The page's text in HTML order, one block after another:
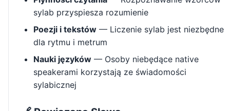
sylab przyspiesza rozumienie
Poezji i tekstów — Liczenie sylab jest niezbędne
dla rytmu i metrum
Nauki języków — Osoby niebędące native
speakerami korzystają ze świadomości
sylabicznej